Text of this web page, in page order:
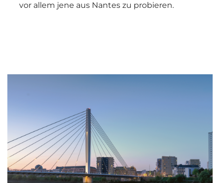
vor allem jene aus Nantes zu probieren.